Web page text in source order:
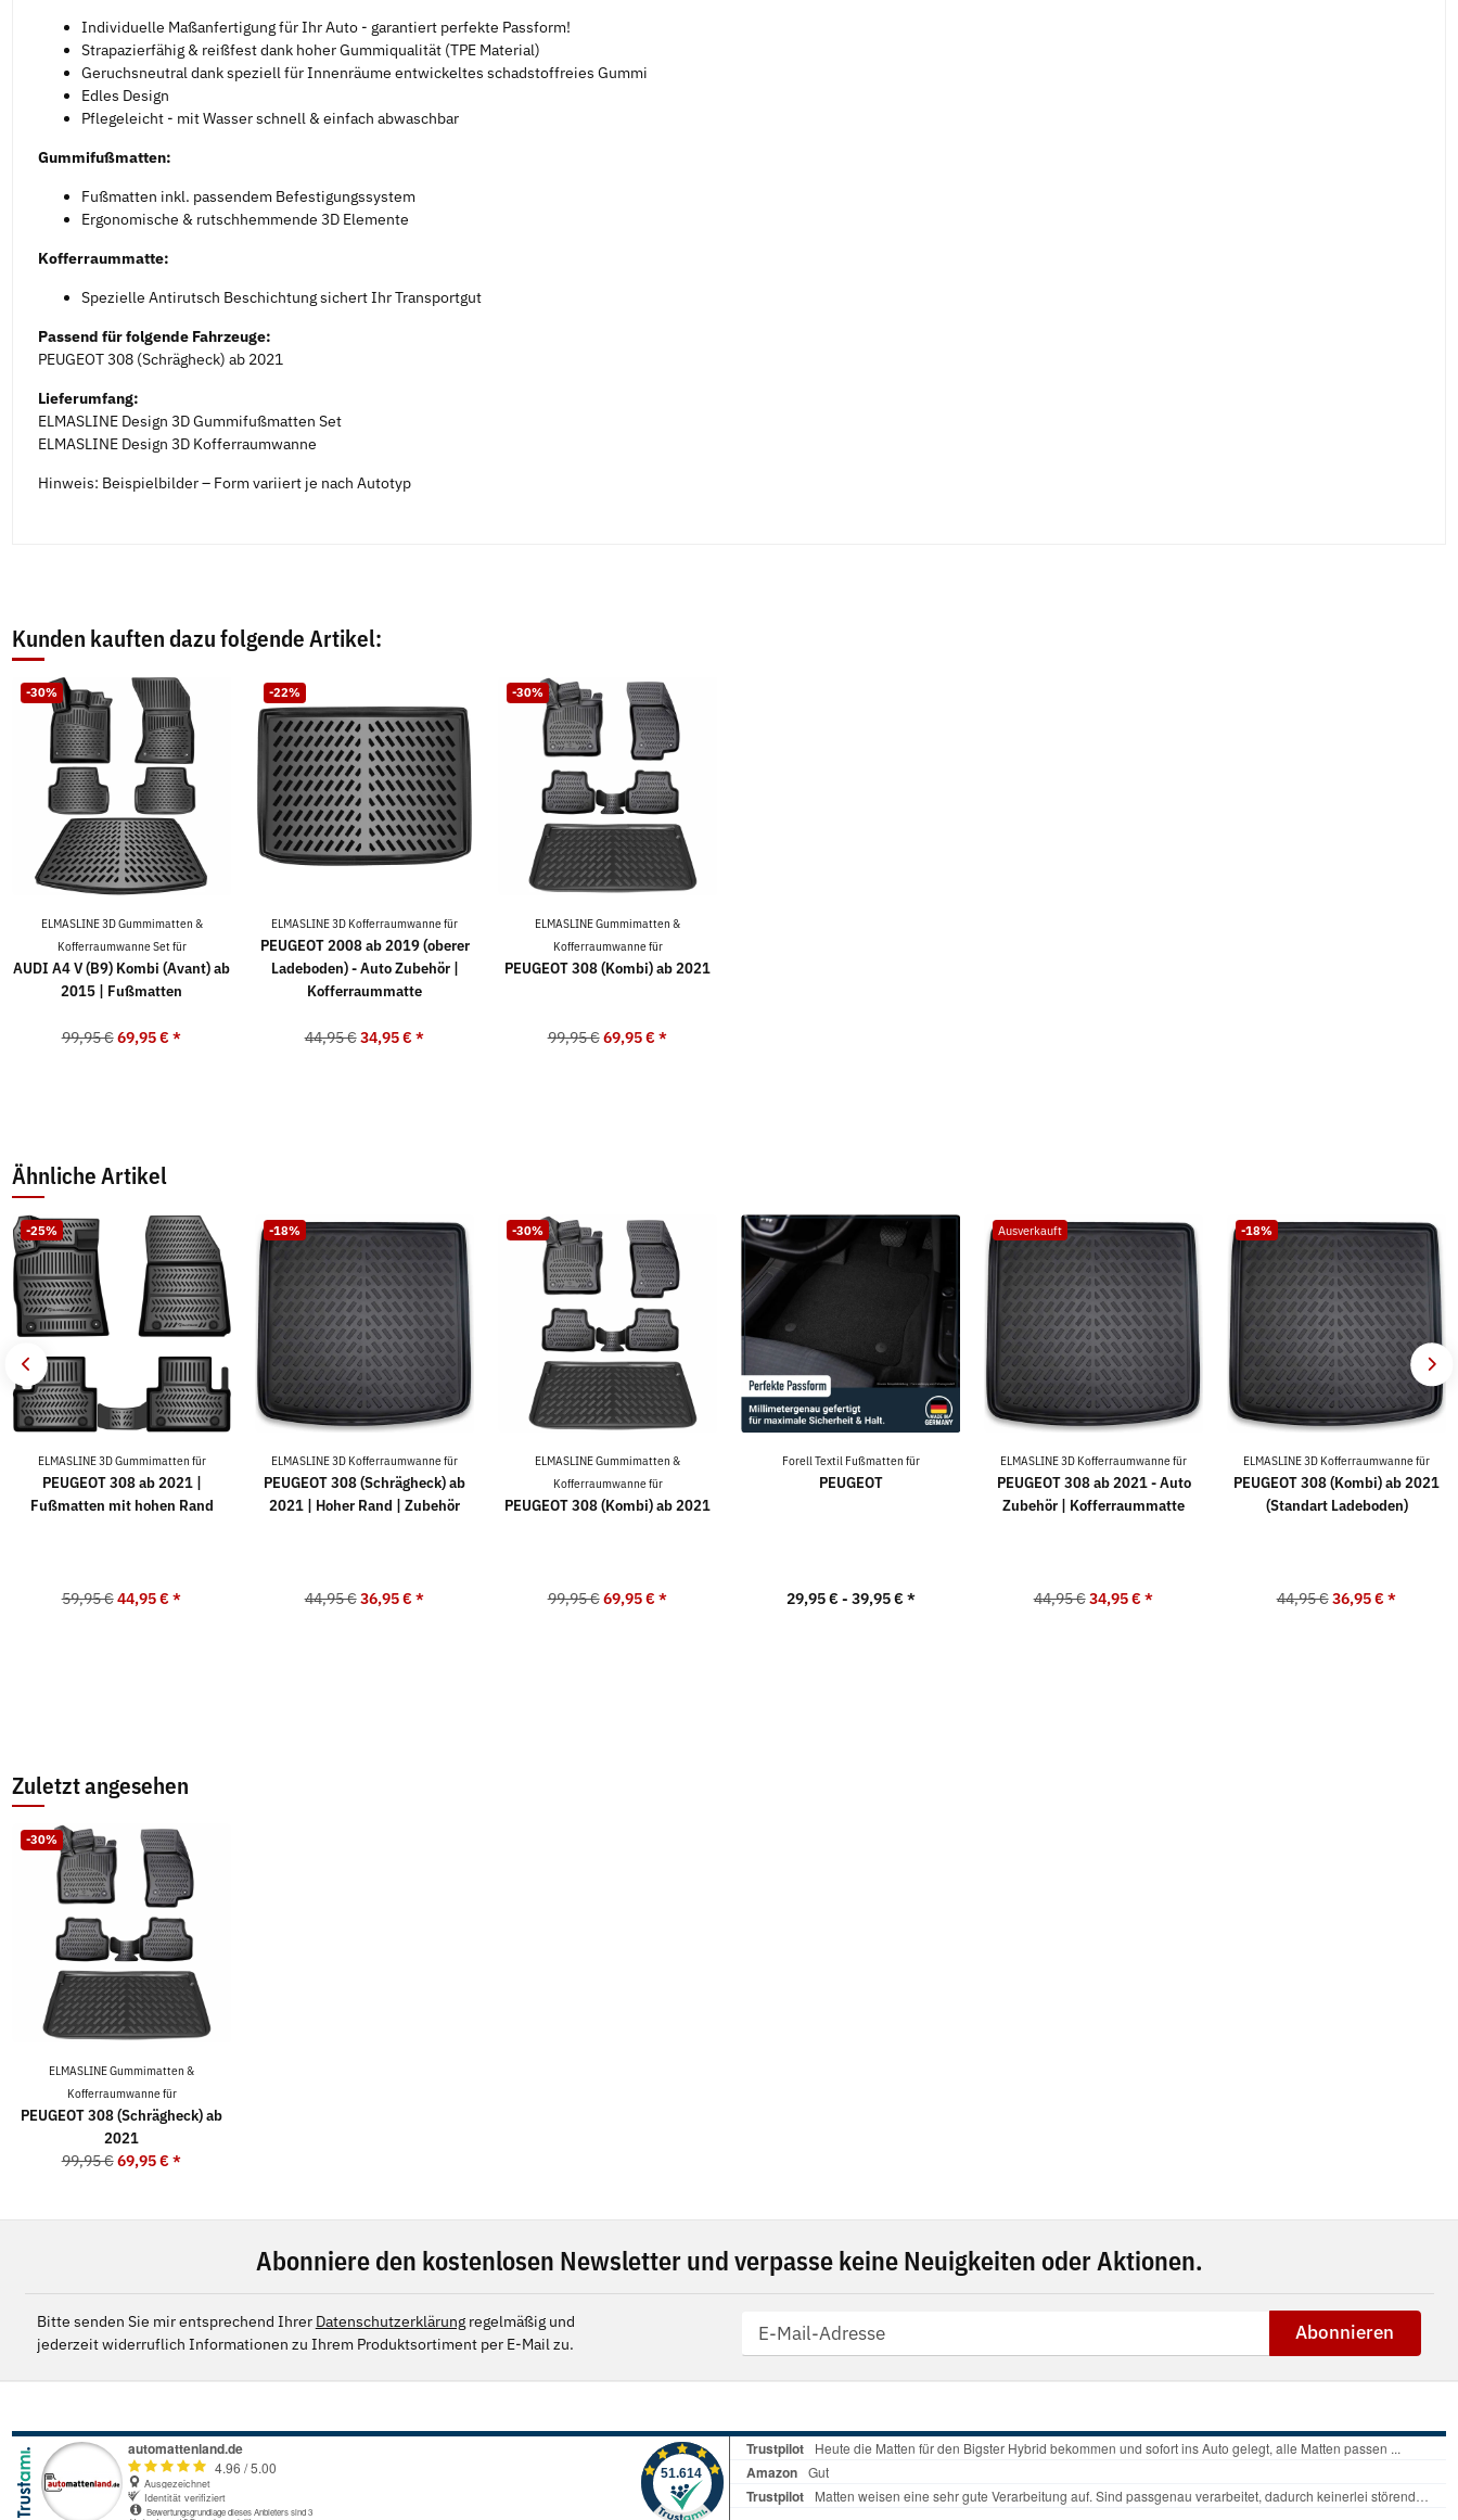
Individuelle Maßanfertigung für Ihr Auto - garantiert perfekte Passform!
Strapazierfähig & reißfest dank hoher Gummiqualität (TPE Material)
Geruchsneutral dank speziell für Innenräume entwickeltes schadstoffreies Gummi
Edles Design
Pflegeleicht - mit Wasser schnell & einfach abwaschbar
Gummifußmatten:
Fußmatten inkl. passendem Befestigungssystem
Ergonomische & rutschhemmende 3D Elemente
Kofferraummatte:
Spezielle Antirutsch Beschichtung sichert Ihr Transportgut
Passend für folgende Fahrzeuge:
PEUGEOT 308 (Schrägheck) ab 2021
Lieferumfang:
ELMASLINE Design 3D Gummifußmatten Set
ELMASLINE Design 3D Kofferraumwanne
Hinweis: Beispielbilder – Form variiert je nach Autotyp
Kunden kauften dazu folgende Artikel:
-30%
ELMASLINE 3D Gummimatten &
Kofferraumwanne Set für
AUDI A4 V (B9) Kombi (Avant) ab
2015 | Fußmatten
99,95 € 69,95 €*
-22%
ELMASLINE 3D Kofferraumwanne für
PEUGEOT 2008 ab 2019 (oberer
Ladeboden) - Auto Zubehör |
Kofferraummatte
44,95 € 34,95 €*
-30%
ELMASLINE Gummimatten &
Kofferraumwanne für
PEUGEOT 308 (Kombi) ab 2021
99,95 € 69,95 €*
Ähnliche Artikel
-25%
ELMASLINE 3D Gummimatten für
PEUGEOT 308 ab 2021 |
Fußmatten mit hohen Rand
59,95 € 44,95 €*
-18%
ELMASLINE 3D Kofferraumwanne für
PEUGEOT 308 (Schrägheck) ab
2021 | Hoher Rand | Zubehör
44,95 € 36,95 €*
-30%
ELMASLINE Gummimatten &
Kofferraumwanne für
PEUGEOT 308 (Kombi) ab 2021
99,95 € 69,95 €*
Forell Textil Fußmatten für
PEUGEOT
29,95 € - 39,95 € *
Ausverkauft
ELMASLINE 3D Kofferraumwanne für
PEUGEOT 308 ab 2021 - Auto
Zubehör | Kofferraummatte
44,95 € 34,95 €*
-18%
ELMASLINE 3D Kofferraumwanne für
PEUGEOT 308 (Kombi) ab 2021
(Standart Ladeboden)
44,95 € 36,95 €*
Zuletzt angesehen
-30%
ELMASLINE Gummimatten &
Kofferraumwanne für
PEUGEOT 308 (Schrägheck) ab
2021
99,95 € 69,95 €*
Abonniere den kostenlosen Newsletter und verpasse keine Neuigkeiten oder Aktionen.
Bitte senden Sie mir entsprechend Ihrer Datenschutzerklärungregelmäßig und
jederzeit widerruflich Informationen zu Ihrem Produktsortiment per E-Mail zu.
Abonnieren